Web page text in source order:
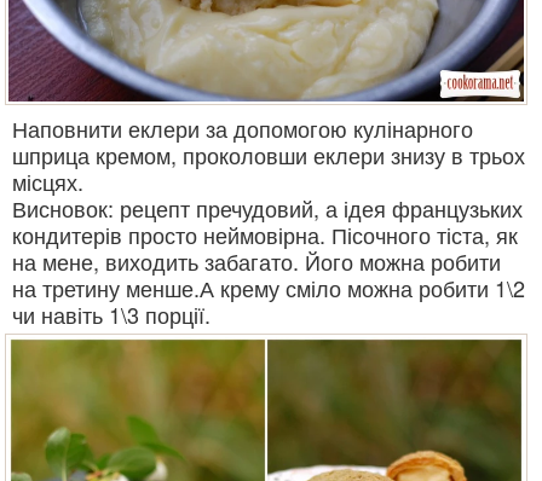
Наповнити еклери за допомогою кулінарного
шприца кремом, проколовши еклери знизу в трьох
місцях.
Висновок: рецепт пречудовий, а ідея французьких
кондитерів просто неймовірна. Пісочного тіста, як
на мене, виходить забагато. Його можна робити
на третину менше.А крему сміло можна робити 1\2
чи навіть 1\3 порції.